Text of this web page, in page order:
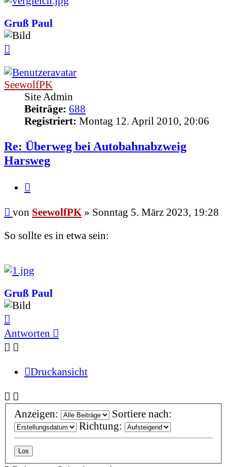
Gruß Paul
SeewolfPK
Site Admin
Beiträge: 688
Registriert: Montag 12. April 2010, 20:06
Re: Überweg bei Autobahnabzweig
Harsweg
Beitrag
von SeewolfPK » Sonntag 5. März 2023, 19:28
So sollte es in etwa sein:
Gruß Paul
oben
Antworten
Druckansicht
Anzeigen:
Sortiere nach:
Richtung: